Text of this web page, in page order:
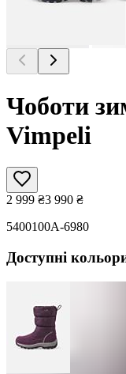
Чоботи
Vimpeli
2 999 ₴3 990 ₴
5400100A-6980
Доступні